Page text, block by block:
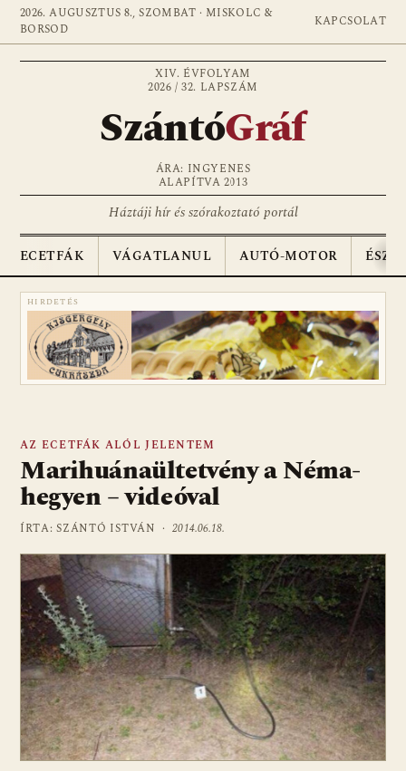
2026. AUGUSZTUS 8., SZOMBAT · MISKOLC &
BORSOD
KAPCSOLAT
XIV. ÉVFOLYAM
2026 / 32. LAPSZÁM
SzántóGráf
ÁRA: INGYENES
ALAPÍTVA 2013
Háztáji hír és szórakoztató portál
ECETFÁK VÁGATLANUL AUTÓ-MOTOR
HIRDETÉS
AZ ECETFÁK ALÓL JELENTEM
Marihuánaültetvény a Néma-
hegyen – videóval
ÍRTA: SZÁNTÓ ISTVÁN ·2014.06.18.